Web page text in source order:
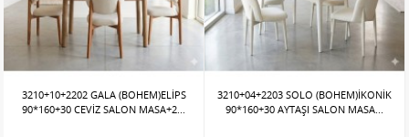
3210+10+2202 GALA (BOHEM)ELİPS
90*160+30 CEVİZ SALON MASA+2...
3210+04+2203 SOLO (BOHEM)İKONİK
90*160+30 AYTAŞI SALON MASA...